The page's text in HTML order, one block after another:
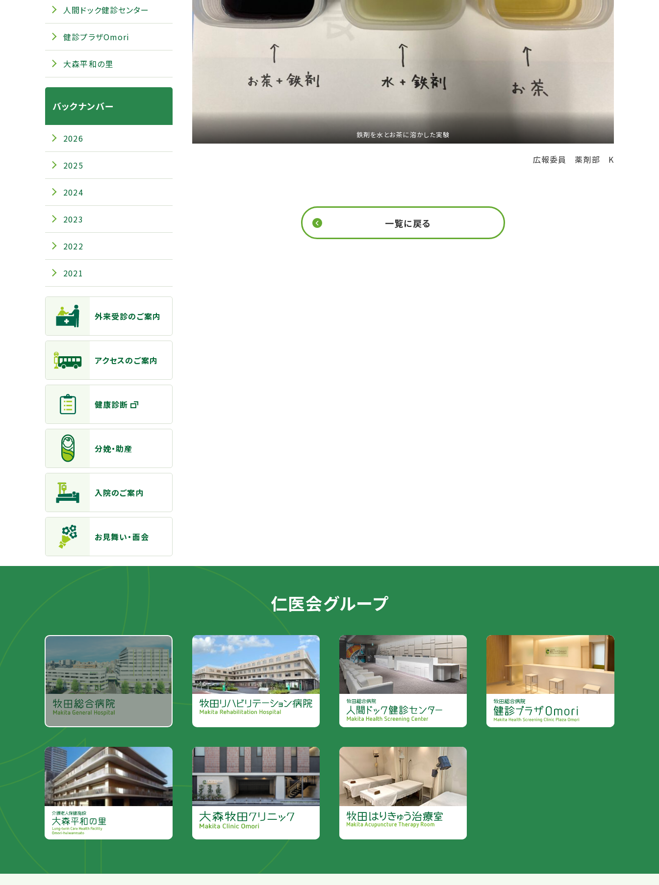
鉄剤を水とお茶に溶かした実験
広報委員 薬剤部 K
一覧に戻る
人間ドック健診センター
健診プラザOmori
大森平和の里
バックナンバー
2026
2025
2024
2023
2022
2021
主なメニュー
外来受診のご案内
アクセスのご案内
健康診断
分娩・助産
入院のご案内
お見舞い・面会
仁医会グループ